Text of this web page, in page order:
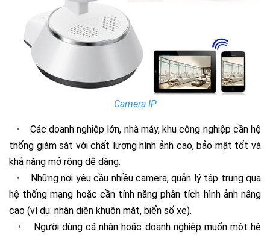
Camera IP
•
Các doanh nghiệp lớn, nhà máy, khu công nghiệp cần hệ
thống giám sát với chất lượng hình ảnh cao, bảo mật tốt và
khả năng mở rộng dễ dàng.
•
Những nơi yêu cầu nhiều camera, quản lý tập trung qua
hệ thống mạng hoặc cần tính năng phân tích hình ảnh nâng
cao (ví dụ: nhận diện khuôn mặt, biển số xe).
•
Người dùng cá nhân hoặc doanh nghiệp muốn một hệ